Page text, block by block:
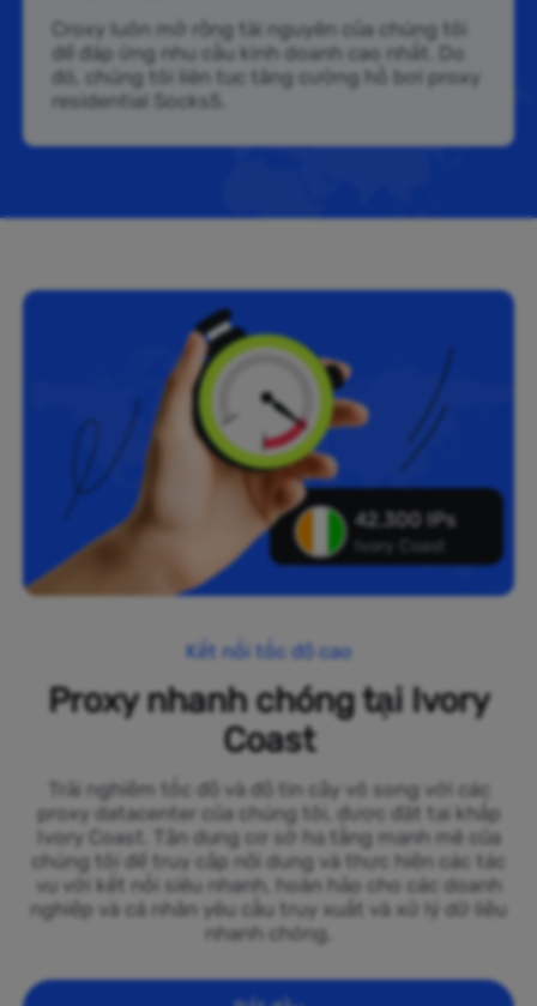
Croxy luôn mở rộng tài nguyên của chúng tôi
để đáp ứng nhu cầu kinh doanh cao nhất. Do
đó, chúng tôi liên tục tăng cường hồ bơi proxy
residential Socks5.
42,300 IPs
Ivory Coast
Kết nối tốc độ cao
Proxy nhanh chóng tại Ivory
Coast
Trải nghiệm tốc độ và độ tin cậy vô song với các
proxy datacenter của chúng tôi, được đặt tại khắp
Ivory Coast. Tận dụng cơ sở hạ tầng mạnh mẽ của
chúng tôi để truy cập nội dung và thực hiện các tác
vụ với kết nối siêu nhanh, hoàn hảo cho các doanh
nghiệp và cá nhân yêu cầu truy xuất và xử lý dữ liệu
nhanh chóng.